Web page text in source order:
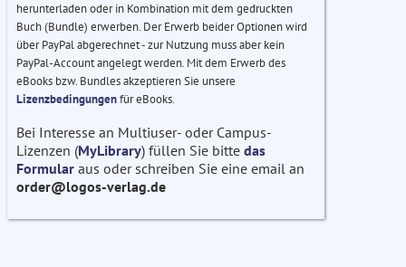
herunterladen oder in Kombination mit dem gedruckten
Buch (Bundle) erwerben. Der Erwerb beider Optionen wird
über PayPal abgerechnet - zur Nutzung muss aber kein
PayPal-Account angelegt werden. Mit dem Erwerb des
eBooks bzw. Bundles akzeptieren Sie unsere
Lizenzbedingungenfür eBooks.
Bei Interesse an Multiuser- oder Campus-
Lizenzen (MyLibrary) füllen Sie bitte das
Formular aus oder schreiben Sie eine email an
order@logos-verlag.de